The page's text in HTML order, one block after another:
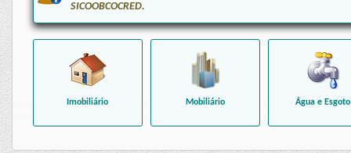
SICOOBCOCRED.
Imobiliário Mobiliário Água e Esgoto